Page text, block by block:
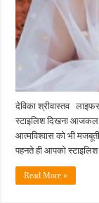
देविका श्रीवास्तव
स्टाइलिश दिखना
आत्मविश्वास को भी
पहनते ही आपको स्टाइलिश
Read More »